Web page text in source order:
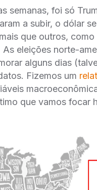
semanas, foi só
a subir, o dólar
que outros,
eleições norte-
alguns dias
Fizemos um
que vamos focar